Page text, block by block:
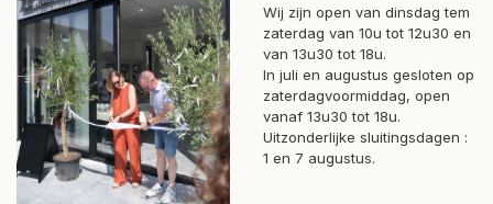
Wij zijn open van dinsdag tem
zaterdag van 10u tot 12u30 en
van 13u30 tot 18u.
In juli en augustus gesloten op
zaterdagvoormiddag, open
vanaf 13u30 tot 18u.
Uitzonderlijke sluitingsdagen :
1 en 7 augustus.